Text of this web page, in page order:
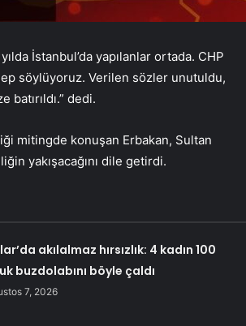
İstanbul’da yapılanlar ortada. CHP
söylüyoruz. Verilen sözler unutuldu,
batırıldı.” dedi.
mitingde konuşan Erbakan, Sultan
yakışacağını dile getirdi.
akılalmaz hırsızlık: 4 kadın 100
buzdolabını böyle çaldı
7, 2026